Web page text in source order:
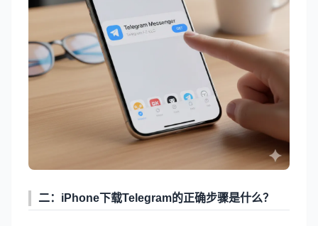
二：iPhone下载Telegram的正确步骤是什么？